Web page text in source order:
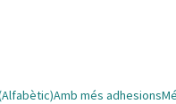
Amb més adhesions